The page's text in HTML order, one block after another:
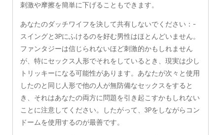
刺激や摩擦を簡単に下げることもできます。
あなたのダッチワイフを決して共有しないでください：-
スイングと3Pにふけるのを好む男性はほとんどいません。
ファンタジーは信じられないほど刺激的かもしれません
が、特にセックス人形でそれをしているとき、現実は少し
トリッキーになる可能性があります。あなたが次々と使用
したのと同じ人形で他の人が無防備なセックスをすると
き、それはあなたの両方に問題を引き起こすかもしれない
ことに注意してください。したがって、3Pをしながらコン
ドームを使用するのが最善です。